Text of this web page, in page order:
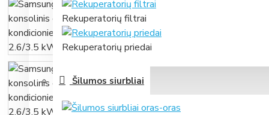
Rekuperatorių filtrai
Rekuperatorių priedai
Šilumos siurbliai